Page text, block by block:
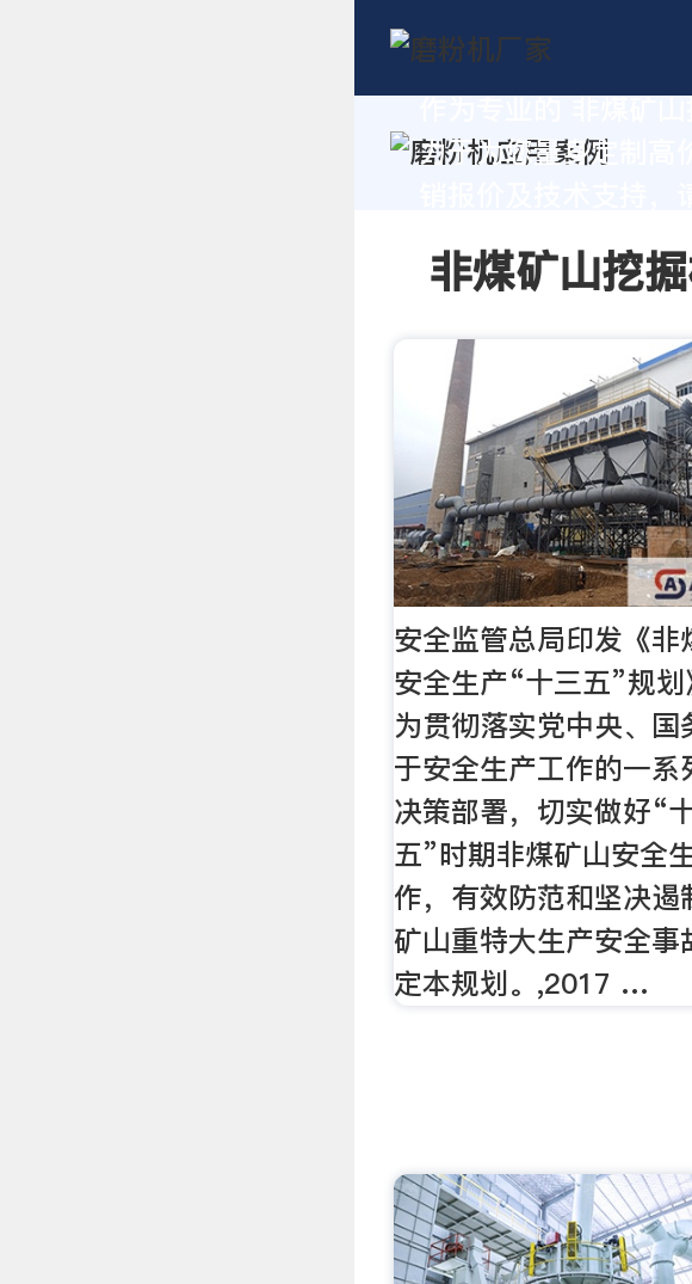
力于为您量身定制高
非煤矿山挖
安全监管总局印发《非
安全生产“十三五”规划
为贯彻落实党中央、国
于安全生产工作的一系
决策部署，切实做好“
五”时期非煤矿山安全
作，有效防范和坚决遏
矿山重特大生产安全事
定本规划。,2017 …